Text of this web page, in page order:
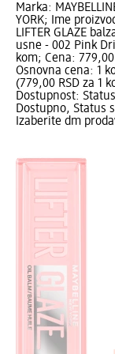
Marka:
YORK; Ime
LIFTER GLAZE
usne - 002 Pink
kom; Cena: 779,00
Osnovna cena: 1
(779,00 RSD za 1
Dostupnost:
Dostupno, Status
Izaberite dm